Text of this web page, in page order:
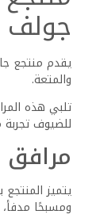
– خدمة غسيل
خدمات
يعمل فريق
من الأنشطة
يمكن للضيوف
اللياقة
في المساء،
ثقافية
الأزواج،